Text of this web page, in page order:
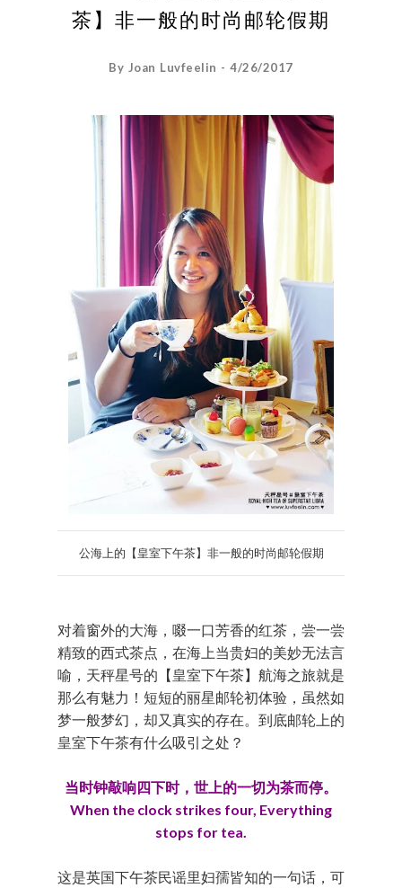
茶】非一般的时尚邮轮假期
By Joan Luvfeelin - 4/26/2017
公海上的【皇室下午茶】非一般的时尚邮轮假期
对着窗外的大海，啜一口芳香的红茶，尝一尝
精致的西式茶点，在海上当贵妇的美妙无法言
喻，天秤星号的【皇室下午茶】航海之旅就是
那么有魅力！短短的丽星邮轮初体验，虽然如
梦一般梦幻，却又真实的存在。到底邮轮上的
皇室下午茶有什么吸引之处？
当时钟敲响四下时，世上的一切为茶而停。
When the clock strikes four, Everything
stops for tea.
这是英国下午茶民谣里妇孺皆知的一句话，可